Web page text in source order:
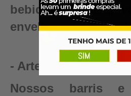
bebida autêntica,
envelhecimento
- Artesanal
Nossos barris